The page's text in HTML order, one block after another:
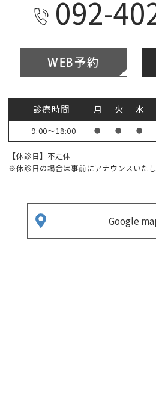
092-
WEB予約
診療時間 月 火 水
9:00～18:00 ● ● ●
【休診日】不定休
※休診日の場合は事前にアナウンスいたし
Google